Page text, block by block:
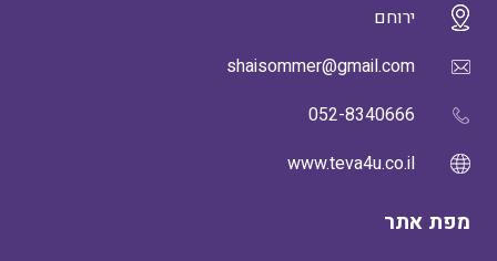
ירוחם
shaisommer@gmail.com
052-8340666
www.teva4u.co.il
מפת אתר